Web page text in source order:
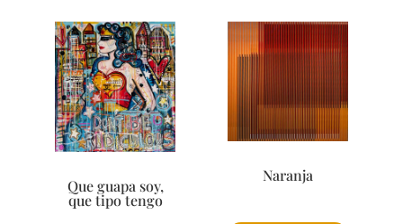
Que guapa soy,
que tipo tengo
Naranja